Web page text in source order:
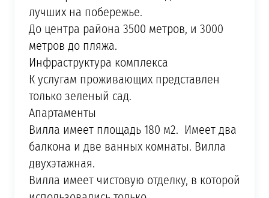
лучших на побережье.
До центра района 3500 метров, и 3000
метров до пляжа.
Инфраструктура комплекса
К услугам проживающих представлен
только зеленый сад.
Апартаменты
Вилла имеет площадь 180 м2. Имеет два
балкона и две ванных комнаты. Вилла
двухэтажная.
Вилла имеет чистовую отделку, в которой